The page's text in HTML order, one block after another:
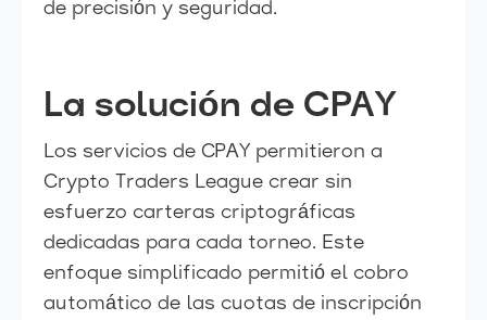
de precisión y seguridad.
La solución de CPAY
Los servicios de CPAY permitieron a
Crypto Traders League crear sin
esfuerzo carteras criptográficas
dedicadas para cada torneo. Este
enfoque simplificado permitió el cobro
automático de las cuotas de inscripción